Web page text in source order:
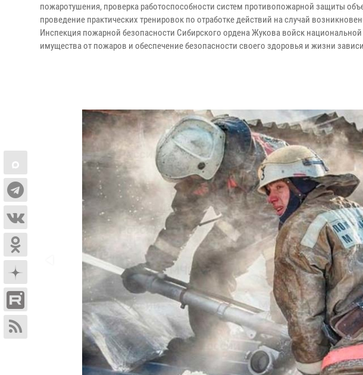
пожаротушения, проверка работоспособности систем противопожарной защиты
проведение практических тренировок по отработке действий на случай
Инспекция пожарной безопасности Сибирского ордена Жукова войск
имущества от пожаров и обеспечение безопасности своего здоровья и жизни